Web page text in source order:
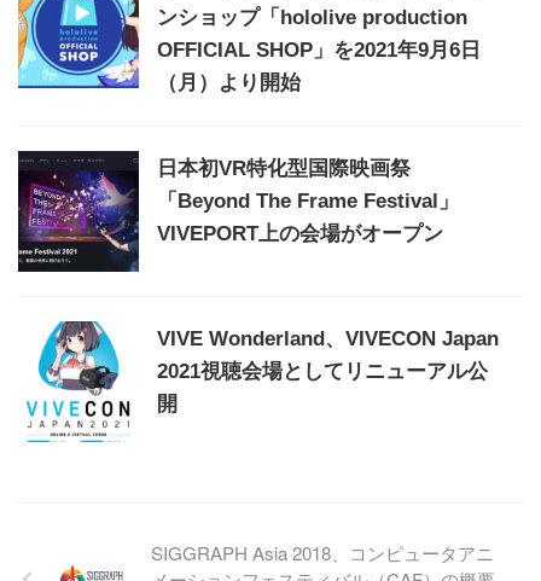
ンショップ「hololive production
OFFICIAL SHOP」を2021年9月6日
（月）より開始
日本初VR特化型国際映画祭
「Beyond The Frame Festival」
VIVEPORT上の会場がオープン
VIVE Wonderland、VIVECON Japan
2021視聴会場としてリニューアル公
開
SIGGRAPH Asia 2018、コンピュータアニ